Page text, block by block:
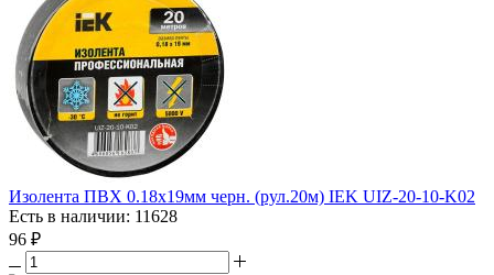
Изолента ПВХ 0.18х19мм черн. (рул.20м) IEK UIZ-20-10-K02
Есть в наличии: 11628
96 ₽